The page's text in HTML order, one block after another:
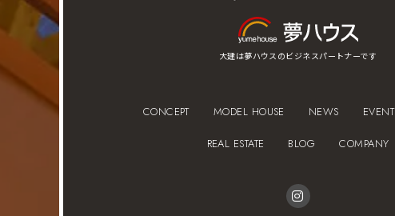
大建は夢ハウスのビジネスパートナーです
CONCEPT MODEL HOUSE NEWS EVENT
REAL ESTATE BLOG COMPANY